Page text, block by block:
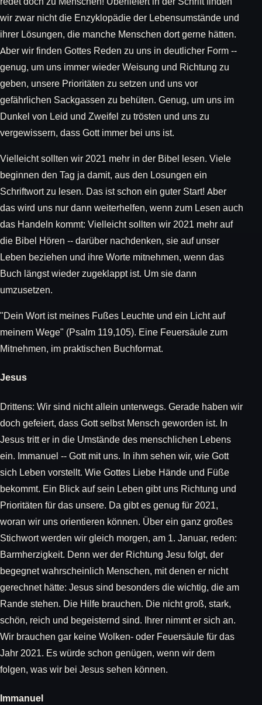
wir zwar nicht die Enzyklopädie der Lebensumstände und
ihrer Lösungen, die manche Menschen dort gerne hätten.
Aber wir finden Gottes Reden zu uns in deutlicher Form --
genug, um uns immer wieder Weisung und Richtung zu
geben, unsere Prioritäten zu setzen und uns vor
gefährlichen Sackgassen zu behüten. Genug, um uns im
Dunkel von Leid und Zweifel zu trösten und uns zu
vergewissern, dass Gott immer bei uns ist.
Vielleicht sollten wir 2021 mehr in der Bibel lesen. Viele
beginnen den Tag ja damit, aus den Losungen ein
Schriftwort zu lesen. Das ist schon ein guter Start! Aber
das wird uns nur dann weiterhelfen, wenn zum Lesen auch
das Handeln kommt: Vielleicht sollten wir 2021 mehr auf
die Bibel Hören -- darüber nachdenken, sie auf unser
Leben beziehen und ihre Worte mitnehmen, wenn das
Buch längst wieder zugeklappt ist. Um sie dann
umzusetzen.
"Dein Wort ist meines Fußes Leuchte und ein Licht auf
meinem Wege" (Psalm 119,105). Eine Feuersäule zum
Mitnehmen, im praktischen Buchformat.
Jesus
Drittens: Wir sind nicht allein unterwegs. Gerade haben wir
doch gefeiert, dass Gott selbst Mensch geworden ist. In
Jesus tritt er in die Umstände des menschlichen Lebens
ein. Immanuel -- Gott mit uns. In ihm sehen wir, wie Gott
sich Leben vorstellt. Wie Gottes Liebe Hände und Füße
bekommt. Ein Blick auf sein Leben gibt uns Richtung und
Prioritäten für das unsere. Da gibt es genug für 2021,
woran wir uns orientieren können. Über ein ganz großes
Stichwort werden wir gleich morgen, am 1. Januar, reden:
Barmherzigkeit. Denn wer der Richtung Jesu folgt, der
begegnet wahrscheinlich Menschen, mit denen er nicht
gerechnet hätte: Jesus sind besonders die wichtig, die am
Rande stehen. Die Hilfe brauchen. Die nicht groß, stark,
schön, reich und begeisternd sind. Ihrer nimmt er sich an.
Wir brauchen gar keine Wolken- oder Feuersäule für das
Jahr 2021. Es würde schon genügen, wenn wir dem
folgen, was wir bei Jesus sehen können.
Immanuel